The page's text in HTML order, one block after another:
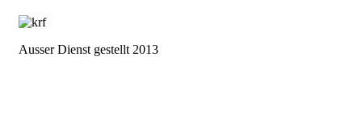
Ausser Dienst gestellt 2013